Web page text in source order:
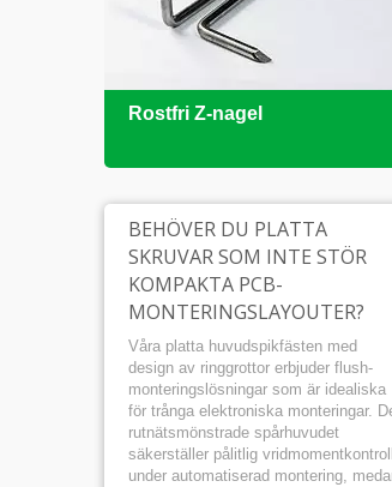
Rostfri Z-nagel
BEHÖVER DU PLATTA
SKRUVAR SOM INTE STÖR
KOMPAKTA PCB-
MONTERINGSLAYOUTER?
Våra platta huvudspikfästen med
design av ringgrottor erbjuder flush-
monteringslösningar som är idealiska
för trånga elektroniska monteringar.
rutnätsmönstrade spårhuvudet
säkerställer pålitlig vridmomentkontroll
under automatiserad montering,